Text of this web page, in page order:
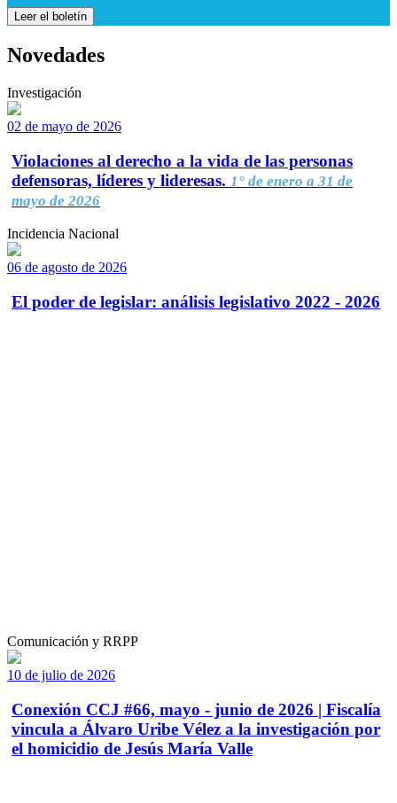
Leer el boletín
Novedades
Investigación
02 de mayo de 2026
Violaciones al derecho a la vida de las personas
defensoras, líderes y lideresas. 1° de enero a 31 de
mayo de 2026
Incidencia Nacional
06 de agosto de 2026
El poder de legislar: análisis legislativo 2022 - 2026
Comunicación y RRPP
10 de julio de 2026
Conexión CCJ #66, mayo - junio de 2026 | Fiscalía
vincula a Álvaro Uribe Vélez a la investigación por
el homicidio de Jesús María Valle